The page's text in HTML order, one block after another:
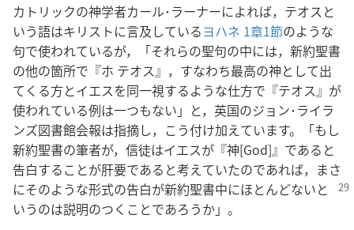
カトリックの神学者カール･ラーナーによれば，テオスと
いう語はキリストに言及しているヨハネ 1章1節のような
句で使われているが，「それらの聖句の中には，新約聖書
の他の箇所で『ホ テオス』，すなわち最高の神として出
てくる方とイエスを同一視するような仕方で『テオス』が
使われている例は一つもない」と，英国のジョン･ライラ
ンズ図書館会報は指摘し，こう付け加えています。「もし
新約聖書の筆者が，信徒はイエスが『神[God]』であると
告白することが肝要であると考えていたのであれば，まさ
にそのような形式の告白が新約聖書中にほとんどないと
いうのは説明のつくことであろうか」。